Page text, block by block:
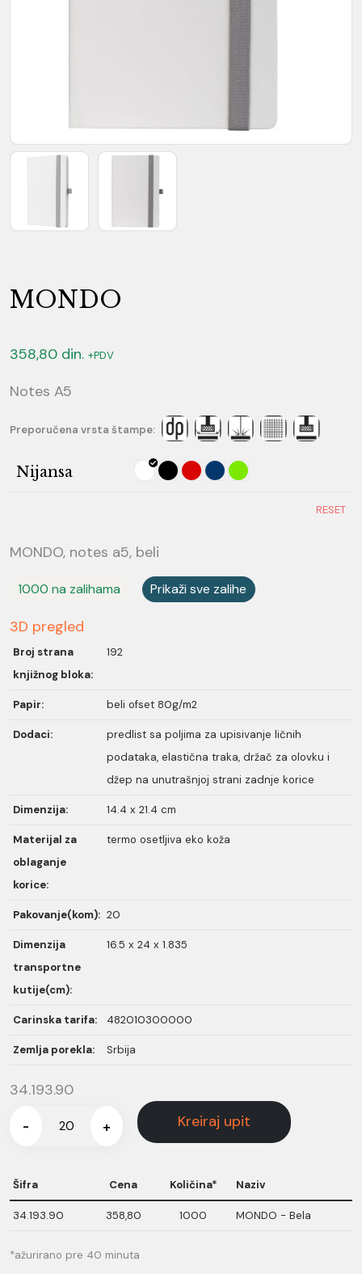
MONDO
358,80 din. +PDV
Notes A5
Preporučena vrsta štampe:
Nijansa
RESET
MONDO, notes a5, beli
1000 na zalihama Prikaži sve zalihe
3D pregled
Broj strana
knjižnog bloka:
192
Papir: beli ofset 80g/m2
Dodaci:
predlist sa poljima za upisivanje ličnih
podataka, elastična traka, držač za olovku i
džep na unutrašnjoj strani zadnje korice
Dimenzija: 14.4 x 21.4 cm
Materijal za
oblaganje
korice:
termo osetljiva eko koža
Pakovanje(kom): 20
Dimenzija
transportne
kutije(cm):
16.5 x 24 x 1.835
Carinska tarifa: 482010300000
Zemlja porekla: Srbija
34.193.90
- + Kreiraj upit
Šifra Cena Količina* Naziv
34.193.90 358,80 1000 MONDO - Bela
*ažurirano pre 40 minuta